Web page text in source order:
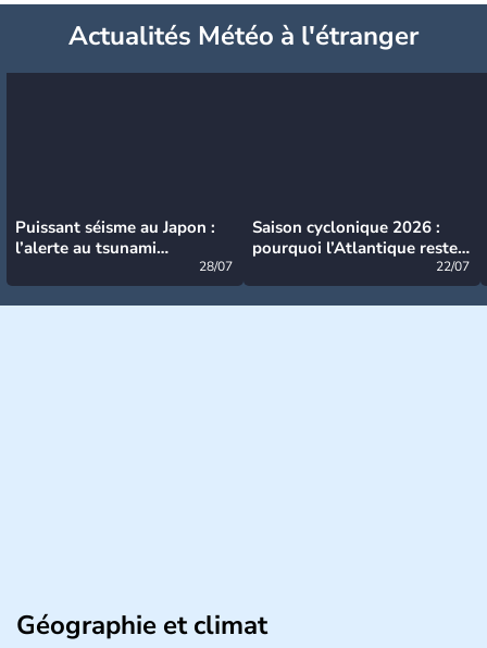
Actualités Météo à l'étranger
Puissant séisme au Japon :
l’alerte au tsunami
28/07
Saison cyclonique 2026 :
pourquoi l’Atlantique reste
22/07
Géographie et climat